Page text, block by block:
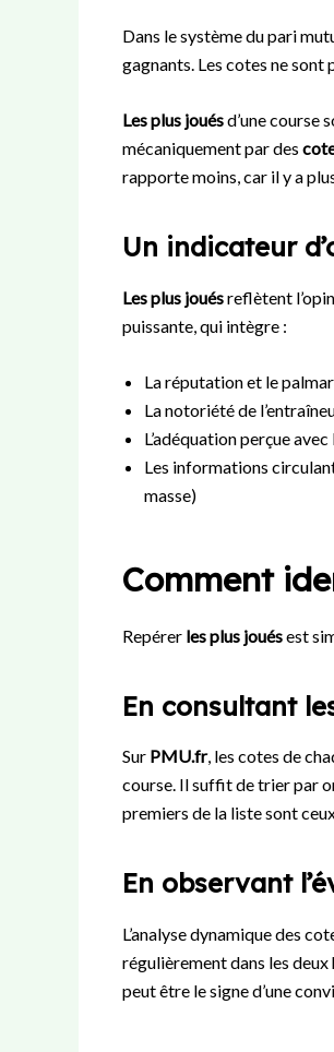
Dans le système du pari
gagnants. Les cotes ne sont
Les plus jouésd’une course
mécaniquement par des
rapporte moins, car il y a
Un indicateur
Les plus jouésreflètent
puissante, qui intègre :
La réputation et le
La notoriété de
L’adéquation perçue
Les informations
masse)
Comment
Repérer les plus jouésest
En consultant
Sur PMU.fr, les cotes de
course. Il suffit de trier par
premiers de la liste sont
En observant
L’analyse dynamique des
régulièrement dans les
peut être le signe d’une